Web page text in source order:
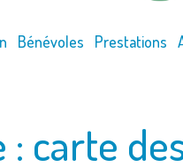
Bénévoles Prestations
: carte